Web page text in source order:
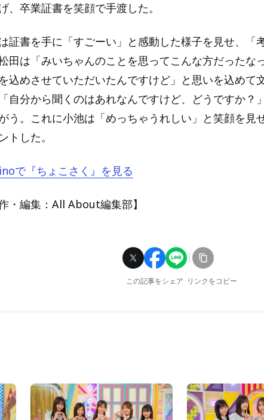
、卒業証書を笑顔で手渡した。
証書を手に「すごーい」と感動した様子を見せ、「
田は「みいちゃんのことを思ってこんな方だったな
込めさせていただいたんですけど」と思いを込めて
自分から聞くのはあれなんですけど、どうですか？
う。これに小池は「めっちゃうれしい」と笑顔を見
トした。
で『ちょこさく』を見る
作・編集：All About編集部】
この記事をシェア リンクをコピー